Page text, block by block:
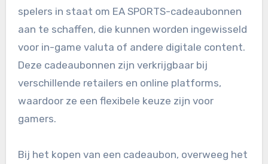
spelers in staat om EA SPORTS-cadeaubonnen
aan te schaffen, die kunnen worden ingewisseld
voor in-game valuta of andere digitale content.
Deze cadeaubonnen zijn verkrijgbaar bij
verschillende retailers en online platforms,
waardoor ze een flexibele keuze zijn voor
gamers.
Bij het kopen van een cadeaubon, overweeg het